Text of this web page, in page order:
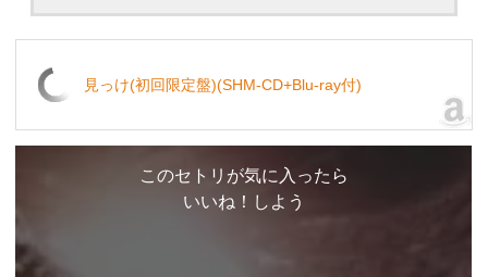
見っけ(初回限定盤)(SHM-CD+Blu-ray付)
このセトリが気に入ったら
いいね！しよう